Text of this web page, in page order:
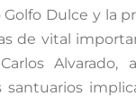
Dulce y la
de vital
Alvarado,
santuarios